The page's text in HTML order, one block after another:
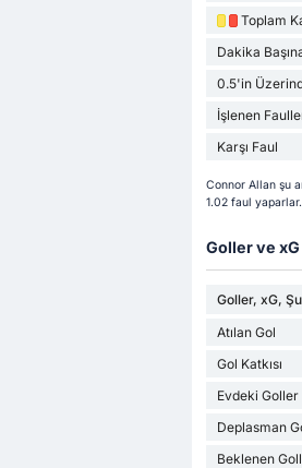
Toplam
Dakika
0.5'in
İşlenen
Karşı Faul
Connor Allan şu
1.02 faul yaparlar.
Goller ve
Goller, xG,
Atılan Gol
Gol Katkısı
Evdeki Goller
Deplasman
Beklenen